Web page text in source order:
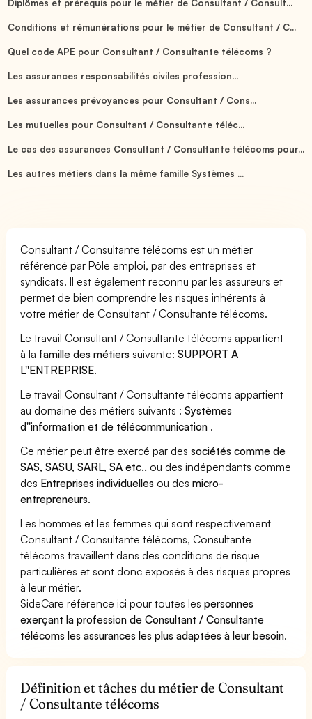
Diplômes et prérequis pour le métier de Consultant / Consult...
Conditions et rémunérations pour le métier de Consultant / C...
Quel code APE pour Consultant / Consultante télécoms ?
Les assurances responsabilités civiles profession...
Les assurances prévoyances pour Consultant / Cons...
Les mutuelles pour Consultant / Consultante téléc...
Le cas des assurances Consultant / Consultante télécoms pour...
Les autres métiers dans la même famille Systèmes ...
Consultant / Consultante télécoms est un métier
référencé par Pôle emploi, par des entreprises et
syndicats. Il est également reconnu par les assureurs et
permet de bien comprendre les risques inhérents à
votre métier de Consultant / Consultante télécoms.
Le travail Consultant / Consultante télécoms appartient
à la famille des métiers suivante:SUPPORT A
L''ENTREPRISE.
Le travail Consultant / Consultante télécoms appartient
au domaine des métiers suivants :Systèmes
d''information et de télécommunication .
Ce métier peut être exercé par dessociétés comme de
SAS, SASU, SARL, SA etc.. ou des indépendants comme
des Entreprises individuelles ou desmicro-
entrepreneurs.
Les hommes et les femmes qui sont respectivement
Consultant / Consultante télécoms, Consultante
télécoms travaillent dans des conditions de risque
particulières et sont donc exposés à des risques propres
à leur métier.
SideCare référence ici pour toutes lespersonnes
exerçant la profession de Consultant / Consultante
télécoms les assurances les plus adaptées à leur besoin.
Définition et tâches du métier de Consultant
/ Consultante télécoms